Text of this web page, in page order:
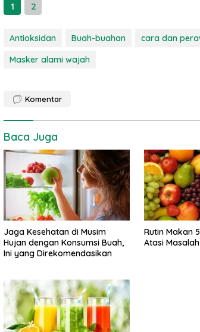
1
2
Antioksidan Buah-buahan
cara dan
Masker alami wajah
Komentar
Baca Juga
Jaga Kesehatan di Musim
Hujan dengan Konsumsi Buah,
Ini yang Direkomendasikan
Rutin Makan
Atasi